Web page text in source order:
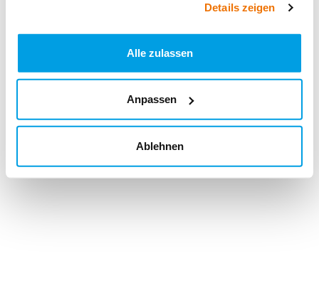
Details zeigen
Alle zulassen
Anpassen
Ablehnen